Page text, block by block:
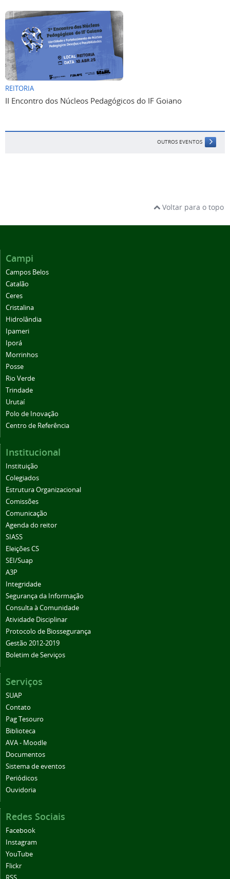
REITORIA
II Encontro dos Núcleos Pedagógicos do IF Goiano
OUTROS EVENTOS
Voltar para o topo
Campi
Campos Belos
Catalão
Ceres
Cristalina
Hidrolândia
Ipameri
Iporá
Morrinhos
Posse
Rio Verde
Trindade
Urutaí
Polo de Inovação
Centro de Referência
Institucional
Instituição
Colegiados
Estrutura Organizacional
Comissões
Comunicação
Agenda do reitor
SIASS
Eleições CS
SEI/Suap
A3P
Integridade
Segurança da Informação
Consulta à Comunidade
Atividade Disciplinar
Protocolo de Biossegurança
Gestão 2012-2019
Boletim de Serviços
Serviços
SUAP
Contato
Pag Tesouro
Biblioteca
AVA - Moodle
Documentos
Sistema de eventos
Periódicos
Ouvidoria
Redes Sociais
Facebook
Instagram
YouTube
Flickr